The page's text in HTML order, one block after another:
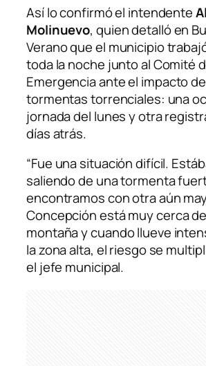
Así lo confirmó el intendente
Molinuevo, quien detalló en
Verano que el municipio
toda la noche junto al Comité
Emergencia ante el impacto
tormentas torrenciales: una
jornada del lunes y otra
días atrás.
“Fue una situación difícil.
saliendo de una tormenta
encontramos con otra aún
Concepción está muy cerca
montaña y cuando llueve
la zona alta, el riesgo se
el jefe municipal.